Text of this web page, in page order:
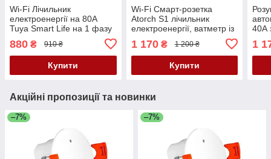
Wi-Fi Лічильник
електроенергії на 80A
Tuya Smart Life на 1 фазу
880 ₴ 910 ₴
Купити
Wi-Fi Смарт-розетка
Atorch S1 лічильник
електроенергії, ватметр із
термостат 16 А
1 170₴ 1 200 ₴
Купити
40А
1
Акційні пропозиції та новинки
–7% –7%